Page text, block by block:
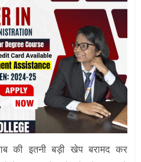
की इतनी बड़ी खेप बरामद कर